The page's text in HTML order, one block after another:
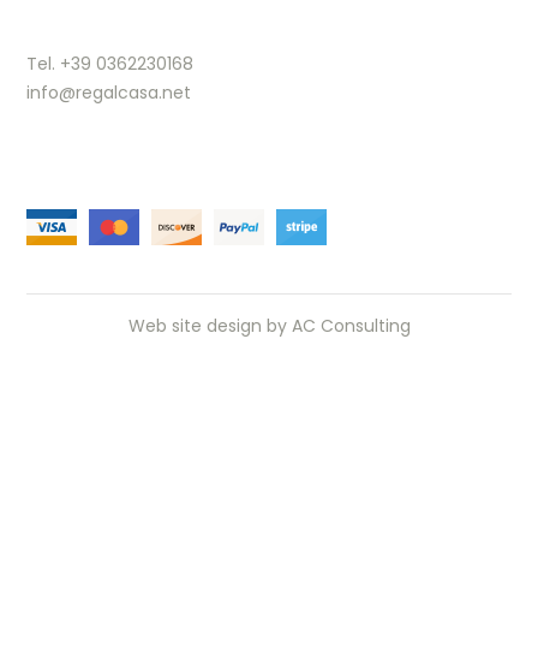
Tel. +39 0362230168
info@regalcasa.net
Web site design by AC Consulting